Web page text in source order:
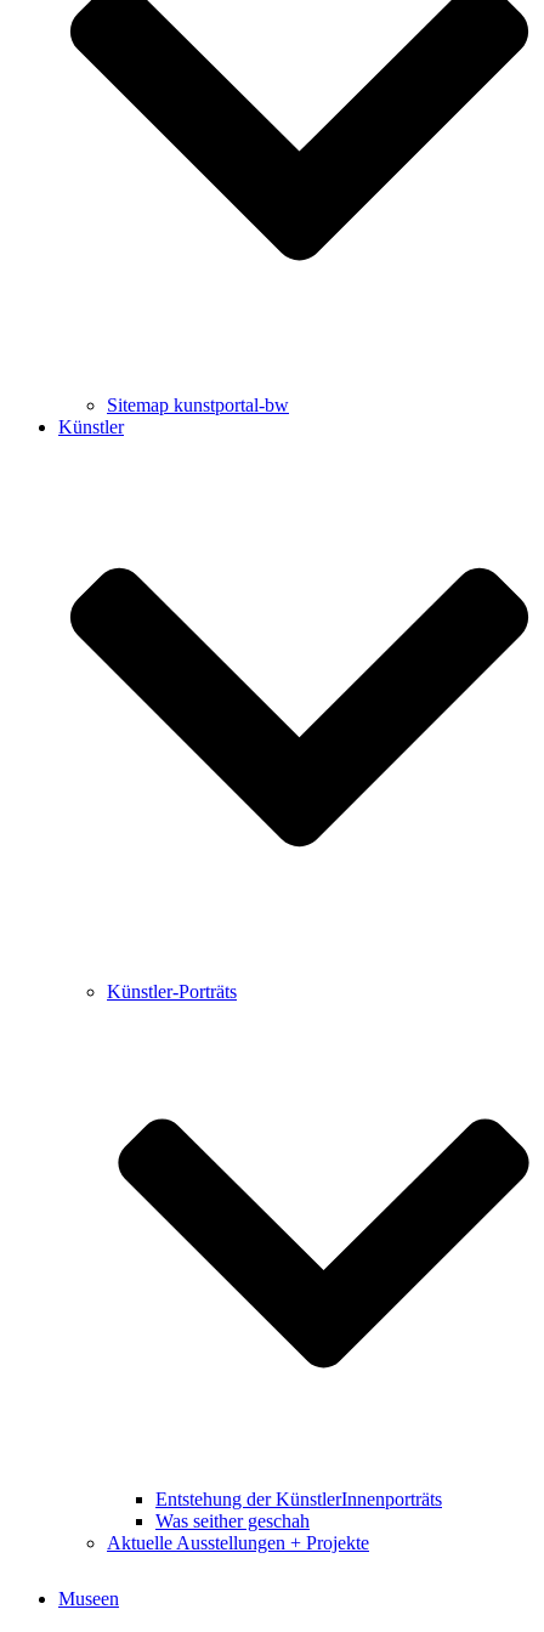
Uli Rothfuss
Harald Schwiers
Buchbesprechungen von Harald Schwiers
Haralds Streifzüge
Hörtipps von Harald Schwiers
Kunstausflüge mit Sigrid Balke
Marc Peschke – Out of The Länd
Buchtipps von Uli Rothfuss
Sitemap kunstportal-bw
Künstler
Künstler-Porträts
Entstehung der KünstlerInnenporträts
Was seither geschah
Aktuelle Ausstellungen + Projekte
Museen